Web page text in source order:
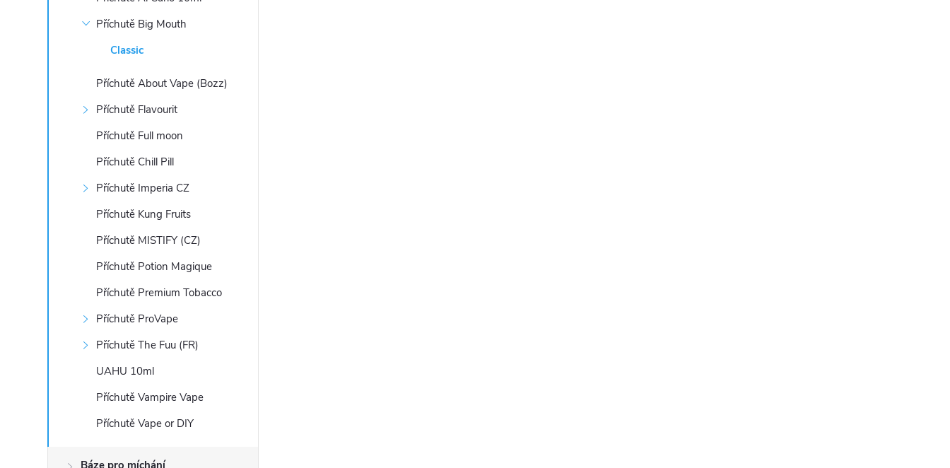
Příchutě Big Mouth
Classic
Příchutě About Vape (Bozz)
Příchutě Flavourit
Příchutě Full moon
Příchutě Chill Pill
Příchutě Imperia CZ
Příchutě Kung Fruits
Příchutě MISTIFY (CZ)
Příchutě Potion Magique
Příchutě Premium Tobacco
Příchutě ProVape
Příchutě The Fuu (FR)
UAHU 10ml
Příchutě Vampire Vape
Příchutě Vape or DIY
Báze pro míchání